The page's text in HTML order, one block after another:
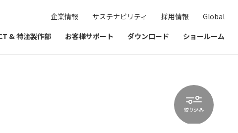
企業情報 サステナビリティ 採用情報
Global
& 特注製作部 お客様サポート ダウンロード ショールーム
絞り込み